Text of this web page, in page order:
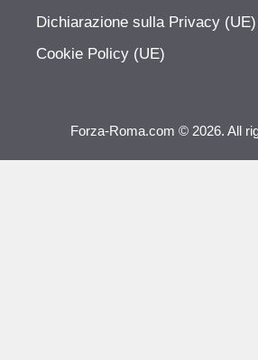
Dichiarazione sulla Privacy (UE)
Cookie Policy (UE)
Forza-Roma.com © 2026. All